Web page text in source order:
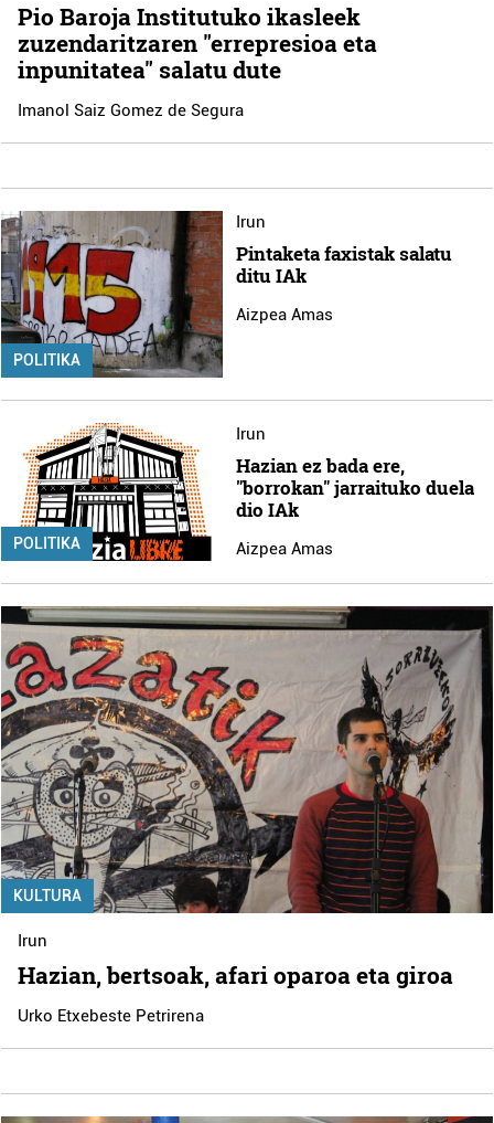
Pio Baroja Institutuko ikasleek
zuzendaritzaren "errepresioa eta
inpunitatea" salatu dute
Imanol Saiz Gomez de Segura
POLITIKA
Irun
Pintaketa faxistak salatu
ditu IAk
Aizpea Amas
POLITIKA
Irun
Hazian ez bada ere,
"borrokan" jarraituko duela
dio IAk
Aizpea Amas
KULTURA
Irun
Hazian, bertsoak, afari oparoa eta giroa
Urko Etxebeste Petrirena